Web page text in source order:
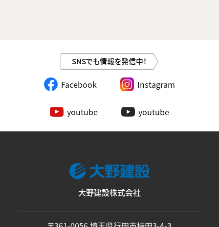
SNSでも情報を発信中！
Facebook Instagram
youtube youtube
大野建設株式会社